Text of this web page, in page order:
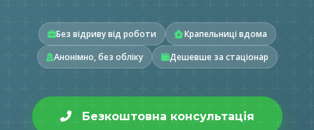
Без відриву від роботи
Крапельниці вдома
Анонімно, без обліку
Дешевше за стаціонар
Безкоштовна консультація